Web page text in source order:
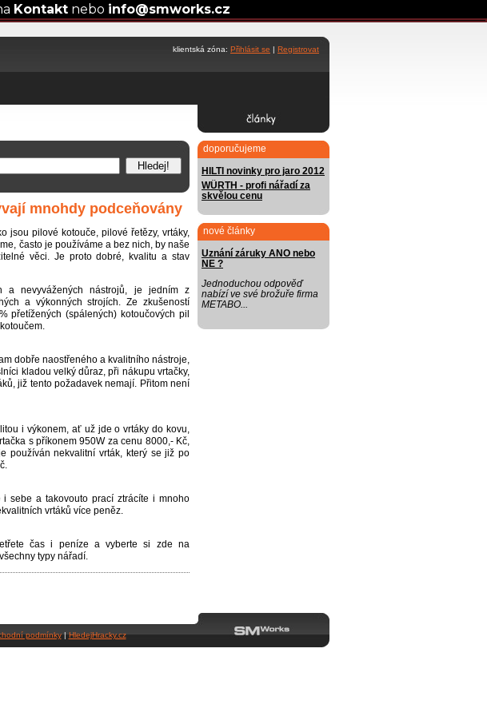
Kontaktnebo info@smworks.cz
klientská zóna: Přihlásit se | Registrovat
mnohdy podceňovány
jsou pilové kotouče, pilové řetězy, vrtáky,
často je používáme a bez nich, by naše
věci. Je proto dobré, kvalitu a stav
a nevyvážených nástrojů, je jedním z
a výkonných strojích. Ze zkušeností
přetížených (spálených) kotoučových pil
dobře naostřeného a kvalitního nástroje,
kladou velký důraz, při nákupu vrtačky,
již tento požadavek nemají. Přitom není
i výkonem, ať už jde o vrtáky do kovu,
s příkonem 950W za cenu 8000,- Kč,
používán nekvalitní vrták, který se již po
i sebe a takovouto prací ztrácíte i mnoho
vrtáků více peněz.
čas i peníze a vyberte si zde na
typy nářadí.
doporučujeme
HILTI novinky pro jaro 2012
WÜRTH - profi nářadí za
skvělou cenu
nové články
Uznání záruky ANO nebo
NE ?
Jednoduchou odpověď
nabízí ve své brožuře firma
METABO...
podmínky|HledejHracky.cz